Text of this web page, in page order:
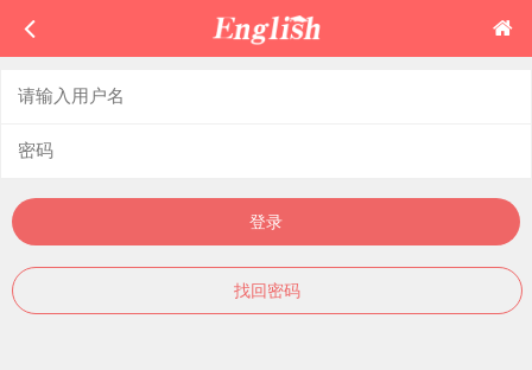
登录
找回密码